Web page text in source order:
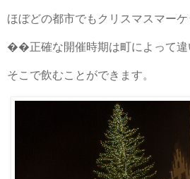
ほぼどの都市でもクリスマスマーケ
��正確な開催時期は町によって違
そこで飲むことができます。